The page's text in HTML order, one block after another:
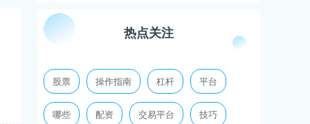
热点关注
股票 操作指南 杠杆 平台
哪些 配资 交易平台 技巧